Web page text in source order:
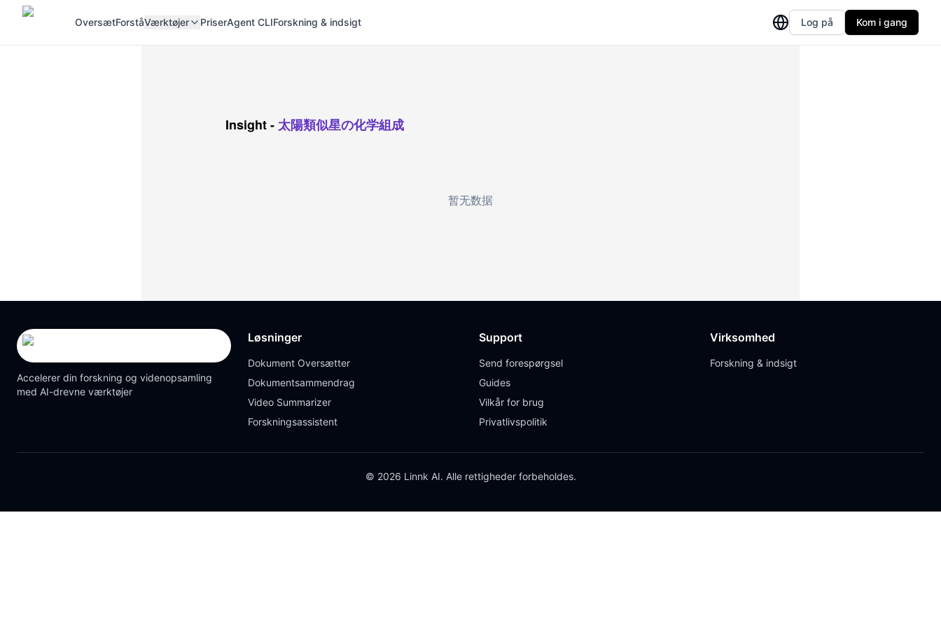
OversætForståVærktøjer PriserAgent CLIForskning & indsigt Log på Kom i gang
Insight- 太陽類似星の化学組成
暂无数据
Accelerer din forskning og videnopsamling
med AI-drevne værktøjer
Løsninger
Dokument Oversætter
Dokumentsammendrag
Video Summarizer
Forskningsassistent
Support
Send forespørgsel
Guides
Vilkår for brug
Privatlivspolitik
Virksomhed
Forskning & indsigt
© 2026 Linnk AI. Alle rettigheder forbeholdes.